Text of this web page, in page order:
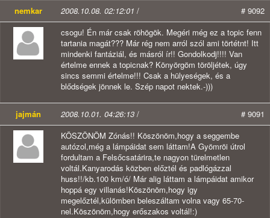
nemkar 2008.10.08. 02:12:01 /
# 9092
csogu! Én már csak röhögök. Megéri még ez a topic fenn
tartania magát??? Már rég nem arról szól ami törtétnt! Itt
mindenki fantáziál, és másról ír!! Gondolkodj!!!! Van
értelme ennek a topicnak? Könyörgöm töröljétek, úgy
sincs semmi értelme!!! Csak a hülyeségek, és a
blődségek jönnek le. Szép napot nektek.-)))
jajmán 2008.10.01. 04:26:13 /
# 9091
KÖSZÖNÖM Zónás!! Köszönöm,hogy a seggembe
autózol,még a lámpáidat sem láttam!A Gyömröi útrol
fordultam a Felsőcsatárira,te nagyon türelmetlen
voltál.Kanyarodás közben előztél és padlógázzal
huss!!/kb.100 km/ó/ Már alig láttam a lámpáidat amikor
hoppá egy villanás!Köszönöm,hogy igy
megelőztél,külömben beleszáltam volna vagy 65-70-
nel.Köszönöm,hogy erőszakos voltál!:)